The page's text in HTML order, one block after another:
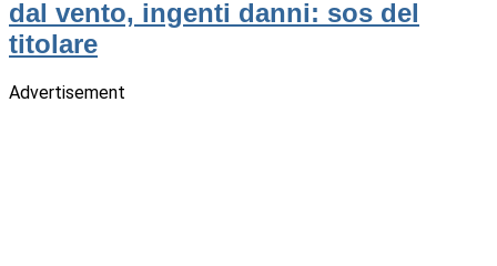
dal vento, ingenti danni: sos del
titolare
Advertisement